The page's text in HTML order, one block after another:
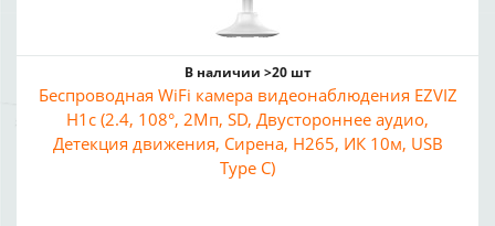
В наличии >20 шт
Беспроводная WiFi камера видеонаблюдения EZVIZ
H1c (2.4, 108°, 2Мп, SD, Двустороннее аудио,
Детекция движения, Сирена, H265, ИК 10м, USB
Type C)